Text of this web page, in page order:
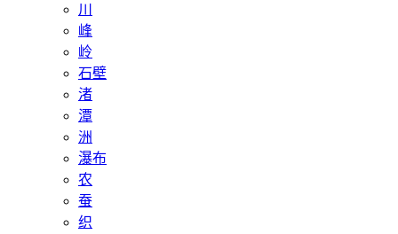
川
峰
岭
石壁
渚
潭
洲
瀑布
农
蚕
织